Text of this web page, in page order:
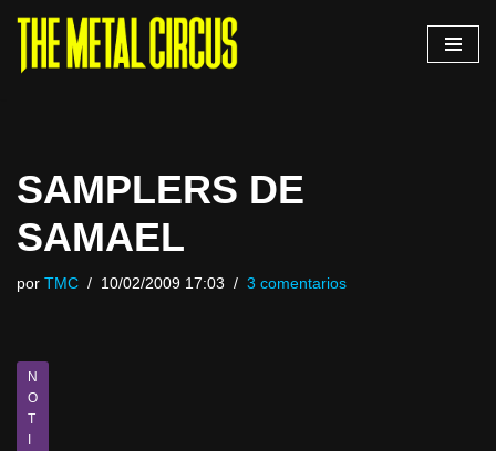
Saltar
SAMPLERS DE
SAMAEL
por TMC 10/02/2009 17:03 3 comentarios
N
O
T
I